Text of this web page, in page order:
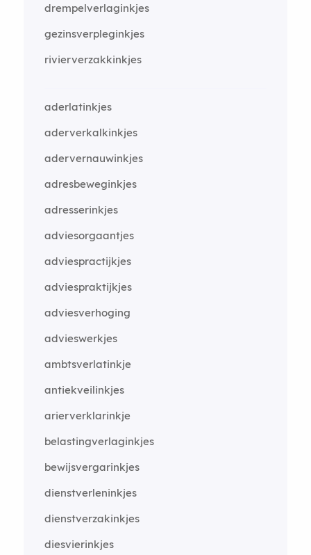
drempelverlaginkjes
gezinsverpleginkjes
rivierverzakkinkjes
aderlatinkjes
aderverkalkinkjes
adervernauwinkjes
adresbeweginkjes
adresserinkjes
adviesorgaantjes
adviespractijkjes
adviespraktijkjes
adviesverhoging
advieswerkjes
ambtsverlatinkje
antiekveilinkjes
arierverklarinkje
belastingverlaginkjes
bewijsvergarinkjes
dienstverleninkjes
dienstverzakinkjes
diesvierinkjes